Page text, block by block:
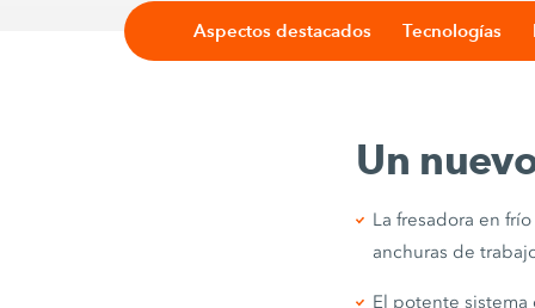
Aspectos destacados Tecnologías
Un
La fresadora en
anchuras de
El potente sistema